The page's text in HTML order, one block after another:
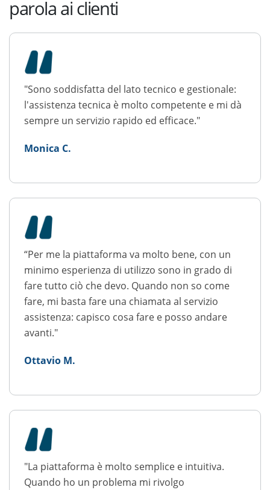
parola ai clienti
"Sono soddisfatta del lato tecnico e gestionale:
l'assistenza tecnica è molto competente e mi dà
sempre un servizio rapido ed efficace."
Monica C.
“Per me la piattaforma va molto bene, con un
minimo esperienza di utilizzo sono in grado di
fare tutto ciò che devo. Quando non so come
fare, mi basta fare una chiamata al servizio
assistenza: capisco cosa fare e posso andare
avanti."
Ottavio M.
"La piattaforma è molto semplice e intuitiva.
Quando ho un problema mi rivolgo